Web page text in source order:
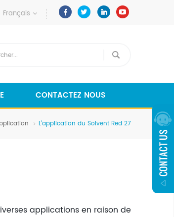
Français
CONTACTEZ NOUS
L'application du Solvent Red 27
applications en raison de